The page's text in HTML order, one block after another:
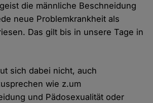
die männliche Beschneidung
neue Problemkrankheit als
Das gilt bis in unsere Tage in
sich dabei nicht, auch
wie z.um
und Pädosexualität oder